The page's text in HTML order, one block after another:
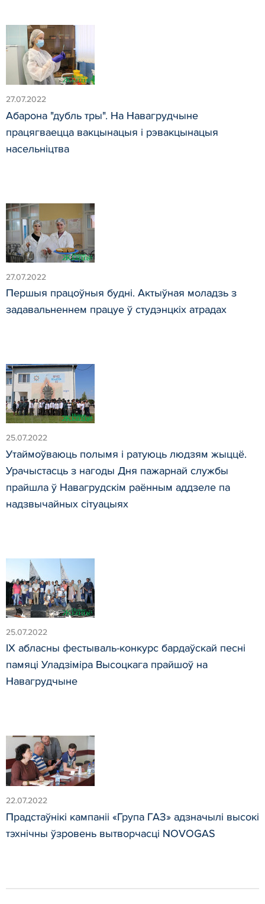
27.07.2022
Абарона "дубль тры". На Навагрудчыне
працягваецца вакцынацыя і рэвакцынацыя
насельніцтва
27.07.2022
Першыя працоўныя будні. Актыўная моладзь з
задавальненнем працуе ў студэнцкіх атрадах
25.07.2022
Утаймоўваюць полымя і ратуюць людзям жыццё.
Урачыстасць з нагоды Дня пажарнай службы
прайшла ў Навагрудскім раённым аддзеле па
надзвычайных сітуацыях
25.07.2022
ІХ абласны фестываль-конкурс бардаўскай песні
памяці Уладзіміра Высоцкага прайшоў на
Навагрудчыне
22.07.2022
Прадстаўнікі кампаніі «Група ГАЗ» адзначылі высокі
тэхнічны ўзровень вытворчасці NOVOGAS